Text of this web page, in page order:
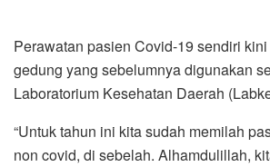
Perawatan pasien Covid-19 sendiri
gedung yang sebelumnya digunakan
Laboratorium Kesehatan Daerah
“Untuk tahun ini kita sudah memilah
non covid, di sebelah. Alhamdulillah,